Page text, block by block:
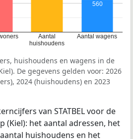
Aantal
huishoudens
Aantal wagens
560
huishoudens en wagens in de
De gegevens gelden voor: 2026
2024 (huishoudens) en 2023
van STATBEL voor de
(Kiel): het aantal adressen, het
huishoudens en het